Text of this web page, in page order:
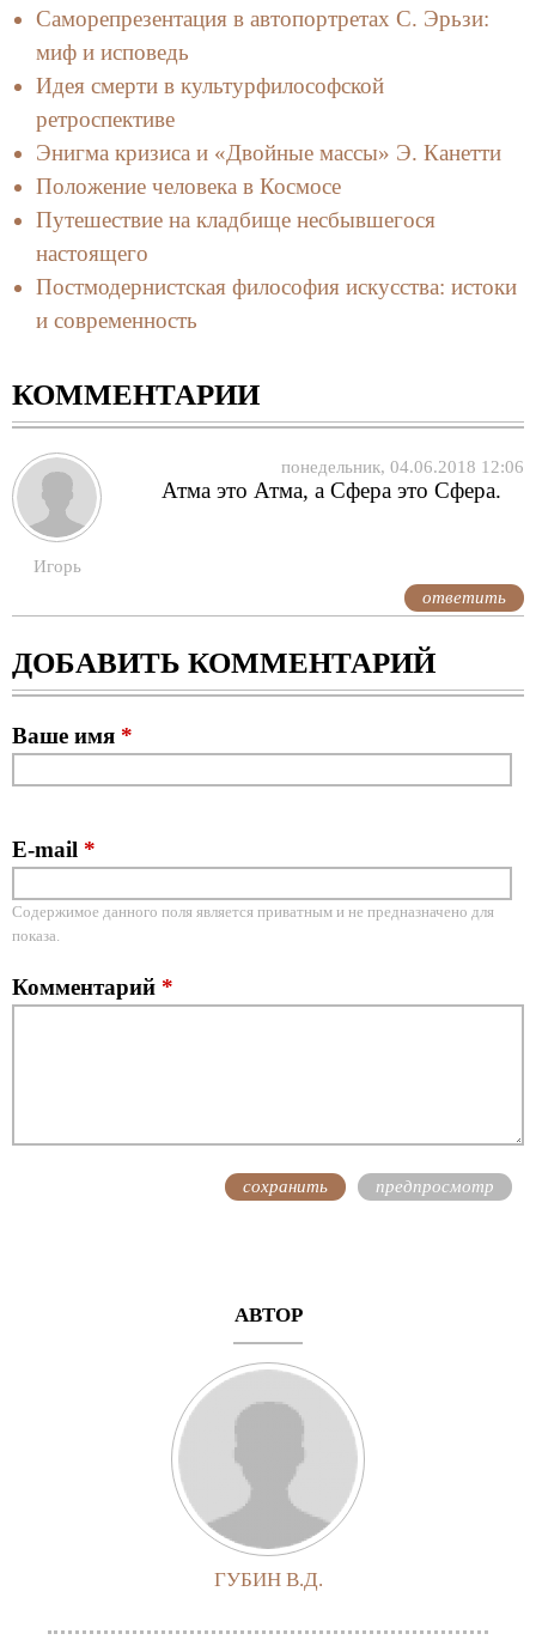
Саморепрезентация в автопортретах С. Эрьзи:
миф и исповедь
Идея смерти в культурфилософской
ретроспективе
Энигма кризиса и «Двойные массы» Э. Канетти
Положение человека в Космосе
Путешествие на кладбище несбывшегося
настоящего
Постмодернистская философия искусства: истоки
и современность
КОММЕНТАРИИ
Игорь
понедельник, 04.06.2018 12:06
Атма это Атма, а Сфера это Сфера.
ответить
ДОБАВИТЬ КОММЕНТАРИЙ
Ваше имя *
E-mail *
Содержимое данного поля является приватным и не предназначено для
показа.
Комментарий *
АВТОР
ГУБИН В.Д.